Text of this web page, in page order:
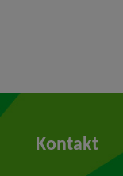
Kontakt